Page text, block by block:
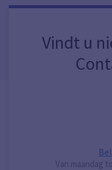
Vindt u
Van maandag